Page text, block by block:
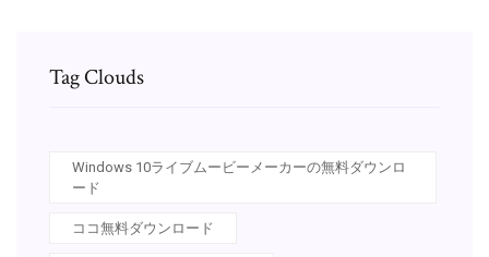
Tag Clouds
Windows 10ライブムービーメーカーの無料ダウンロ
ード
ココ無料ダウンロード